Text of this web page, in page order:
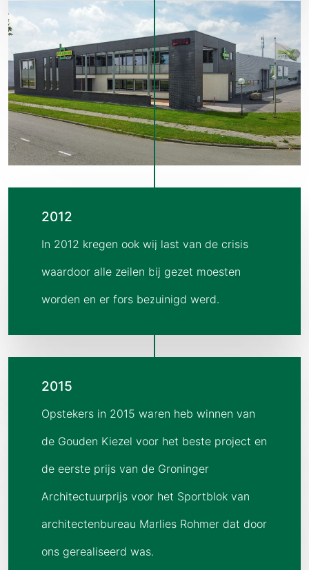
2012
In 2012 kregen ook wij last van de crisis
waardoor alle zeilen bij gezet moesten
worden en er fors bezuinigd werd.
2015
Opstekers in 2015 waren heb winnen van
de Gouden Kiezel voor het beste project en
de eerste prijs van de Groninger
Architectuurprijs voor het Sportblok van
architectenbureau Marlies Rohmer dat door
ons gerealiseerd was.